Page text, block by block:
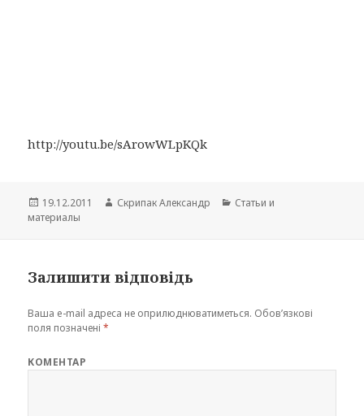
http://youtu.be/sArowWLpKQk
Опубліковано
19.12.2011 Автор
Скрипак Александр Категорії
Cтатьи и
материалы
Залишити відповідь
Ваша e-mail адреса не оприлюднюватиметься. Обов’язкові
поля позначені*
КОМЕНТАР